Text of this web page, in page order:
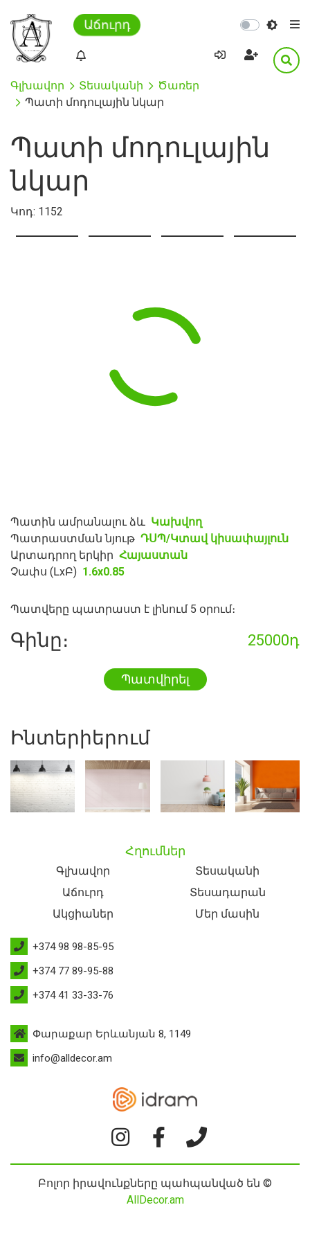
Աճուրդ
Գլխավոր Տեսականի
Ծառեր
Պատի մոդուլային նկար
Պատի մոդուլային
նկար
Կոդ: 1152
Պատին ամրանալու ձև Կախվող
Պատրաստման նյութ ԴՍՊ/Կտավ կիսափայլուն
Արտադրող երկիր Հայաստան
Չափս (ԼxԲ) 1.6x0.85
Պատվերը պատրաստ է լինում 5 օրում։
Գինը։ 25000դ
Պատվիրել
Ինտերիերում
Հղումներ
Գլխավոր
Տեսականի
Աճուրդ
Տեսադարան
Ակցիաներ
Մեր մասին
+374 98 98-85-95
+374 77 89-95-88
+374 41 33-33-76
Փարաքար Երևանյան 8, 1149
info@alldecor.am
Բոլոր իրավունքները պահպանված են ©
AllDecor.am